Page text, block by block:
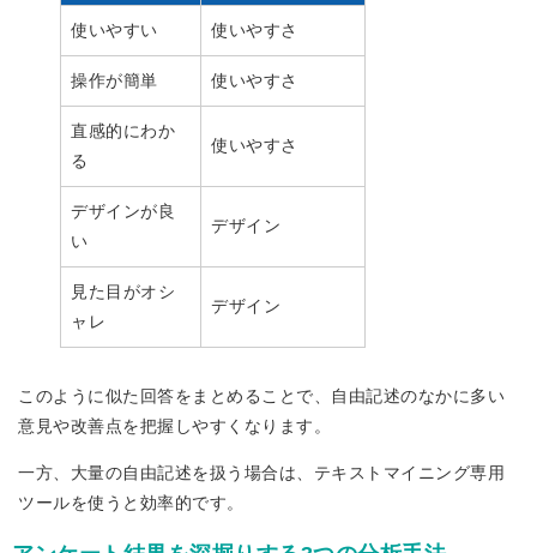
使いやすい 使いやすさ
操作が簡単 使いやすさ
直感的にわか
る
使いやすさ
デザインが良
い
デザイン
見た目がオシ
ャレ
デザイン
このように似た回答をまとめることで、自由記述のなかに多い
意見や改善点を把握しやすくなります。
一方、大量の自由記述を扱う場合は、テキストマイニング専用
ツールを使うと効率的です。